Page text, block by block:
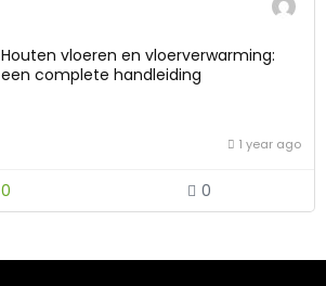
Houten vloeren en vloerverwarming:
een complete handleiding
1 year ago
0 0